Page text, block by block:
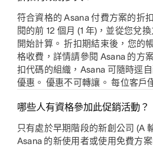
符合資格的 Asana 付費方案的折
閱的前 12 個月 (1 年)，並從您兌
開始計算。 折扣期結束後，您的
格收費，詳情請參閱 Asana 的方
扣代碼的組織，Asana 可隨時逕
優惠。 優惠不可轉讓。 每位客戶
哪些人有資格參加此促銷活動？
只有處於早期階段的新創公司 (A
Asana 的新使用者或使用免費方